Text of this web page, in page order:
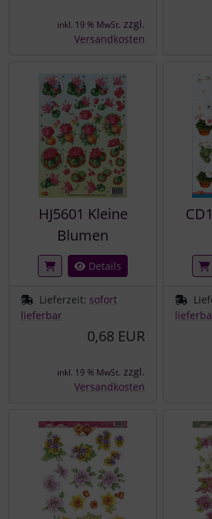
inkl. 19 % MwSt. zzgl.
Versandkosten
HJ5601 Kleine
Blumen
Details
Lieferzeit: sofort
lieferbar
0,68 EUR
inkl. 19 % MwSt. zzgl.
Versandkosten